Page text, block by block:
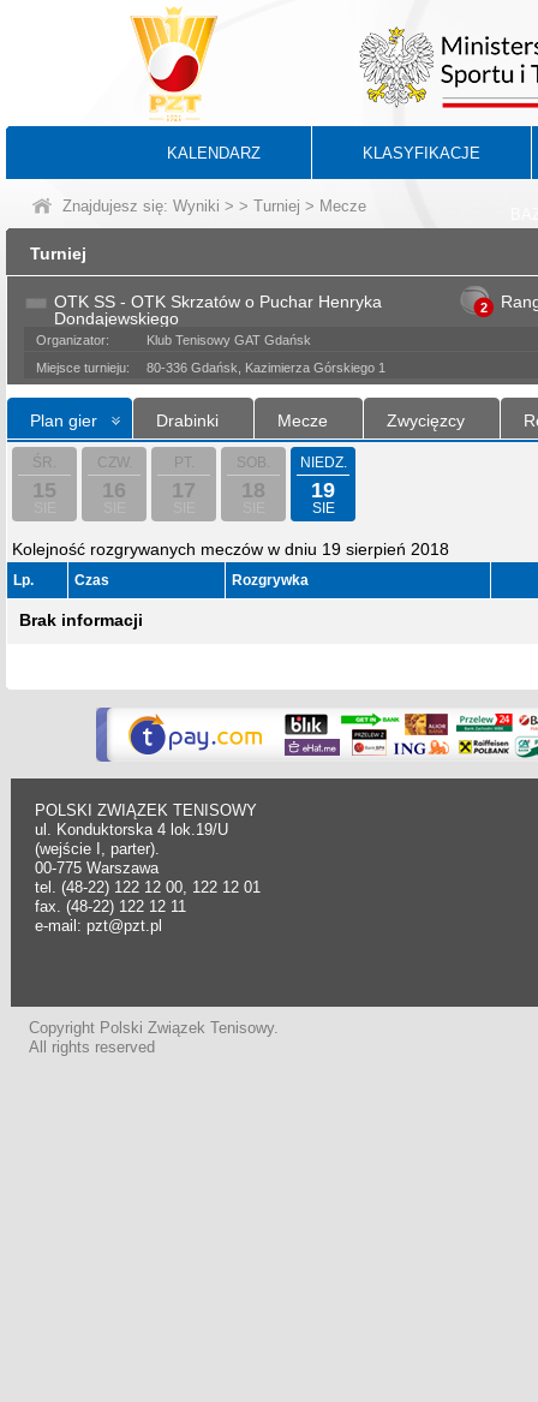
KALENDARZ KLASYFIKACJE
Znajdujesz się: Wyniki > > Turniej > Mecze
Turniej
OTK SS - OTK Skrzatów o Puchar Henryka
Dondajewskiego
2
Organizator:
Klub Tenisowy GAT Gdańsk
Miejsce turnieju:
80-336 Gdańsk, Kazimierza Górskiego 1
Plan gier Drabinki Mecze Zwycięzcy
ŚR.
15
CZW.
16
PT.
17
SOB.
18
NIEDZ.
19
SIE
Kolejność rozgrywanych meczów w dniu 19 sierpień 2018
Lp. Czas Rozgrywka
Brak informacji
POLSKI ZWIĄZEK TENISOWY
ul. Konduktorska 4 lok.19/U
(wejście I, parter).
00-775 Warszawa
tel. (48-22) 122 12 00, 122 12 01
fax. (48-22) 122 12 11
e-mail: pzt@pzt.pl
Copyright Polski Związek Tenisowy.
All rights reserved